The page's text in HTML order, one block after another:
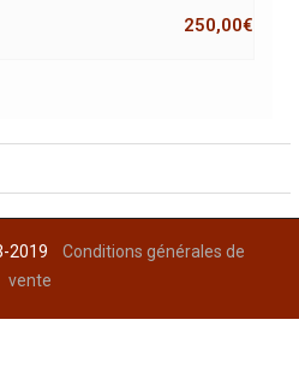
250,00€
2019Conditions générales de
vente